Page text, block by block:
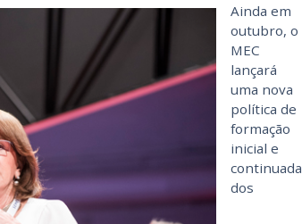
Ainda em
outubro, o
MEC
lançará
uma nova
política de
formação
inicial e
continuada
dos